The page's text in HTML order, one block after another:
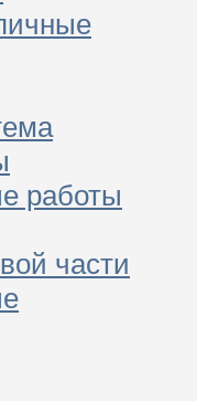
работы
части